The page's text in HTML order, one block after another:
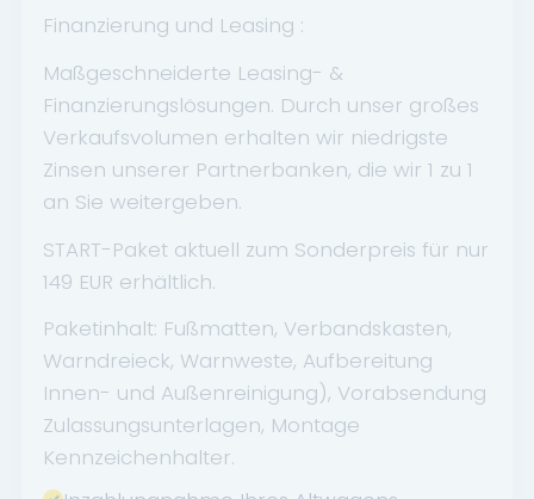
Finanzierung und Leasing :
Maßgeschneiderte Leasing- &
Finanzierungslösungen. Durch unser großes
Verkaufsvolumen erhalten wir niedrigste
Zinsen unserer Partnerbanken, die wir 1 zu 1
an Sie weitergeben.
START-Paket aktuell zum Sonderpreis für nur
149 EUR erhältlich.
Paketinhalt: Fußmatten, Verbandskasten,
Warndreieck, Warnweste, Aufbereitung
Innen- und Außenreinigung), Vorabsendung
Zulassungsunterlagen, Montage
Kennzeichenhalter.